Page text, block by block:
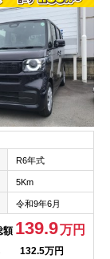
R6年式
5Km
令和9年6月
額 139.9万円
132.5万円